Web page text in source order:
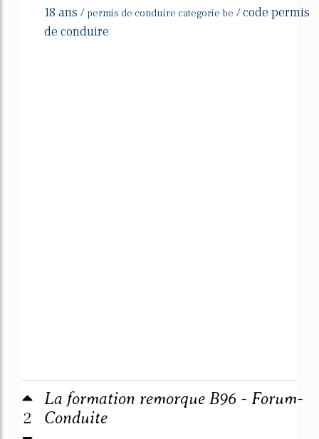
18 ans / permis de conduire categorie be /code permis
de conduire
2
La formation remorque B96 - Forum-
Conduite